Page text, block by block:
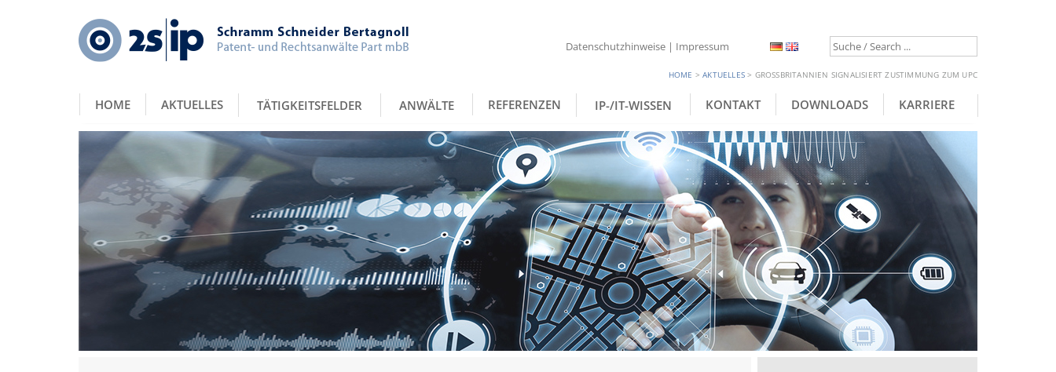
HOME >AKTUELLES> GROSSBRITANNIEN SIGNALISIERT ZUSTIMMUNG ZUM UPC
Datenschutzhinweise | Impressum
HOME AKTUELLES TÄTIGKEITSFELDER ANWÄLTE REFERENZEN IP-/IT-WISSEN KONTAKT DOWNLOADS KARRIERE